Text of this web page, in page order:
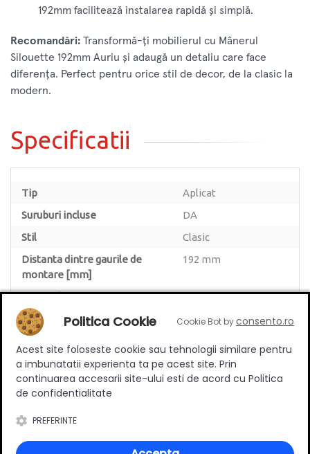
192mm facilitează instalarea rapidă și simplă.
Recomandări: Transformă-ți mobilierul cu Mânerul
Silouette 192mm Auriu și adaugă un detaliu care face
diferența. Perfect pentru orice stil de decor, de la clasic la
modern.
Specificatii
Tip
Aplicat
Suruburi incluse
DA
Stil
Clasic
Distanta dintre gaurile de
montare [mm]
192 mm
Material
Zamac
Culoare
Auriu
Review-uri
Politica Cookie Cookie Bot byconsento.ro
Acest site foloseste cookie sau tehnologii similare pentru
a imbunatatii experienta ta pe acest site. Prin
continuarea accesarii site-ului esti de acord cu Politica
de confidentialitate
PREFERINTE